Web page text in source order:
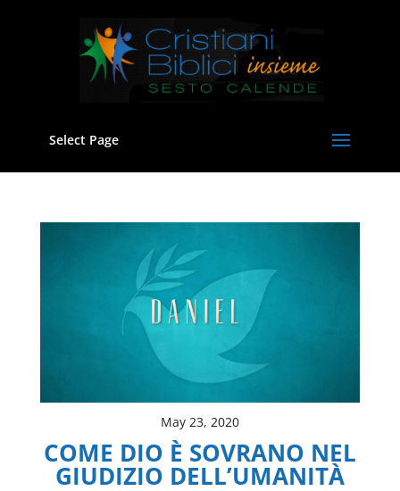
Select Page
May 23, 2020
COME DIO È SOVRANO NEL
GIUDIZIO DELL’UMANITÀ